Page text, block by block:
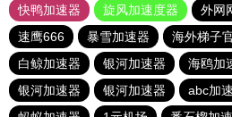
快鸭加速器
旋风加速度器 外网
速鹰666
暴雪加速器 海外梯子
白鲸加速器
银河加速器 海鸥加
银河加速器
银河加速器 abc加